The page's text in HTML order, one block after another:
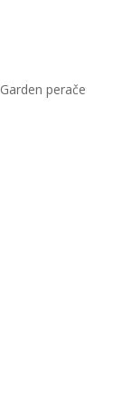
perače